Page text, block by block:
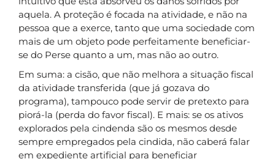
aquela. A proteção é focada na atividade, e não na
pessoa que a exerce, tanto que uma sociedade com
mais de um objeto pode perfeitamente beneficiar-
se do Perse quanto a um, mas não ao outro.
Em suma: a cisão, que não melhora a situação fiscal
da atividade transferida (que já gozava do
programa), tampouco pode servir de pretexto para
piorá-la (perda do favor fiscal). E mais: se os ativos
explorados pela cindenda são os mesmos desde
sempre empregados pela cindida, não caberá falar
em expediente artificial para beneficiar